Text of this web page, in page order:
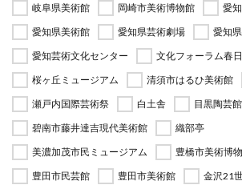
岐阜県美術館
岡崎市美術博物館
愛
愛知県美術館
愛知県芸術劇場
愛知
愛知芸術文化センター
文化フォーラム春
桜ヶ丘ミュージアム
清須市はるひ美術館
瀬戸内国際芸術祭
白土舎 目黒陶芸館
碧南市藤井達吉現代美術館
織部亭
美濃加茂市民ミュージアム
豊橋市美術博
豊田市民芸館
豊田市美術館
金沢21